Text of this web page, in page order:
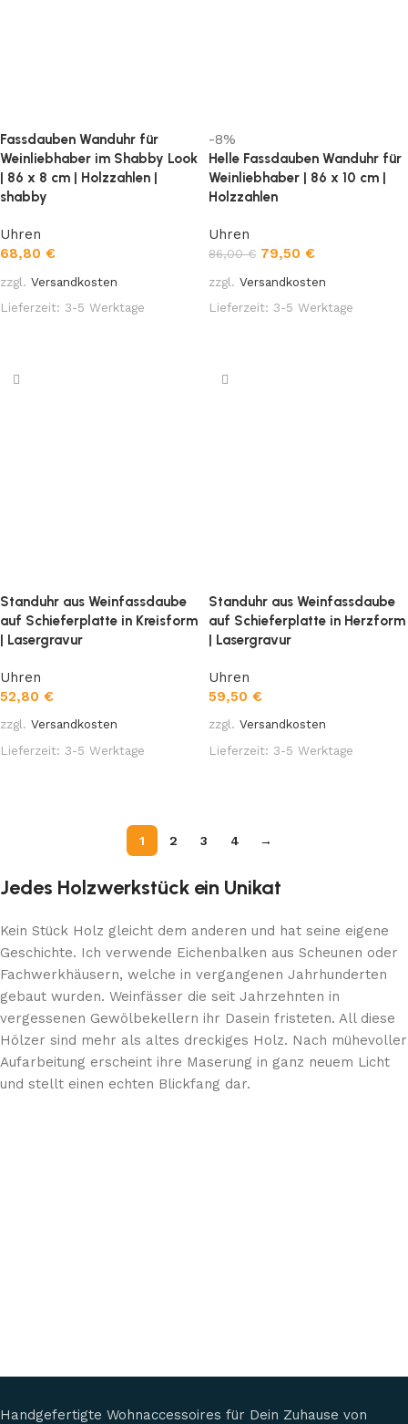
Fassdauben Wanduhr für
Weinliebhaber im Shabby Look
| 86 x 8 cm | Holzzahlen |
shabby
Uhren
68,80 €
zzgl. Versandkosten
Lieferzeit: 3-5 Werktage
-8%
Helle Fassdauben Wanduhr für
Weinliebhaber | 86 x 10 cm |
Holzzahlen
Uhren
86,00€ 79,50 €
zzgl. Versandkosten
Lieferzeit: 3-5 Werktage
Standuhr aus Weinfassdaube
auf Schieferplatte in Kreisform
| Lasergravur
Uhren
52,80 €
zzgl. Versandkosten
Lieferzeit: 3-5 Werktage
Standuhr aus Weinfassdaube
auf Schieferplatte in Herzform
| Lasergravur
Uhren
59,50 €
zzgl. Versandkosten
Lieferzeit: 3-5 Werktage
1 2 3 4 →
Jedes Holzwerkstück ein Unikat
Kein Stück Holz gleicht dem anderen und hat seine eigene
Geschichte. Ich verwende Eichenbalken aus Scheunen oder
Fachwerkhäusern, welche in vergangenen Jahrhunderten
gebaut wurden. Weinfässer die seit Jahrzehnten in
vergessenen Gewölbekellern ihr Dasein fristeten. All diese
Hölzer sind mehr als altes dreckiges Holz. Nach mühevoller
Aufarbeitung erscheint ihre Maserung in ganz neuem Licht
und stellt einen echten Blickfang dar.
Handgefertigte Wohnaccessoires für Dein Zuhause von